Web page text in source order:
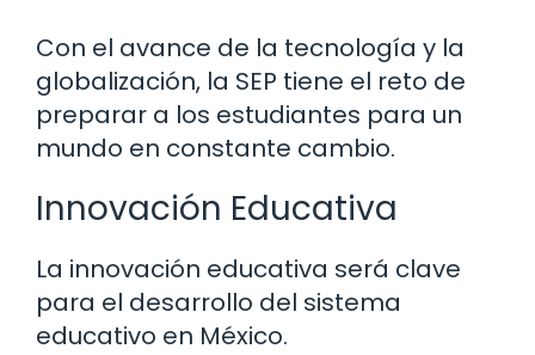
Con el avance de la tecnología y la
globalización, la SEP tiene el reto de
preparar a los estudiantes para un
mundo en constante cambio.
Innovación Educativa
La innovación educativa será clave
para el desarrollo del sistema
educativo en México.